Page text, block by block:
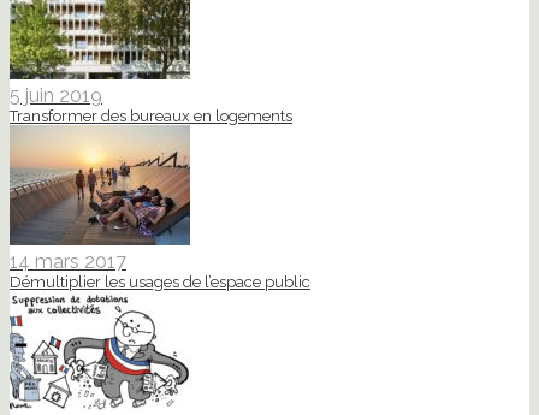
5 juin 2019
Transformer des bureaux en logements
14 mars 2017
Démultiplier les usages de l’espace public